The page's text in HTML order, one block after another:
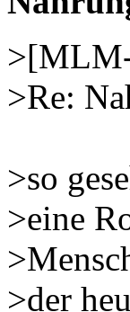
>Re:
>so
>eine
>der